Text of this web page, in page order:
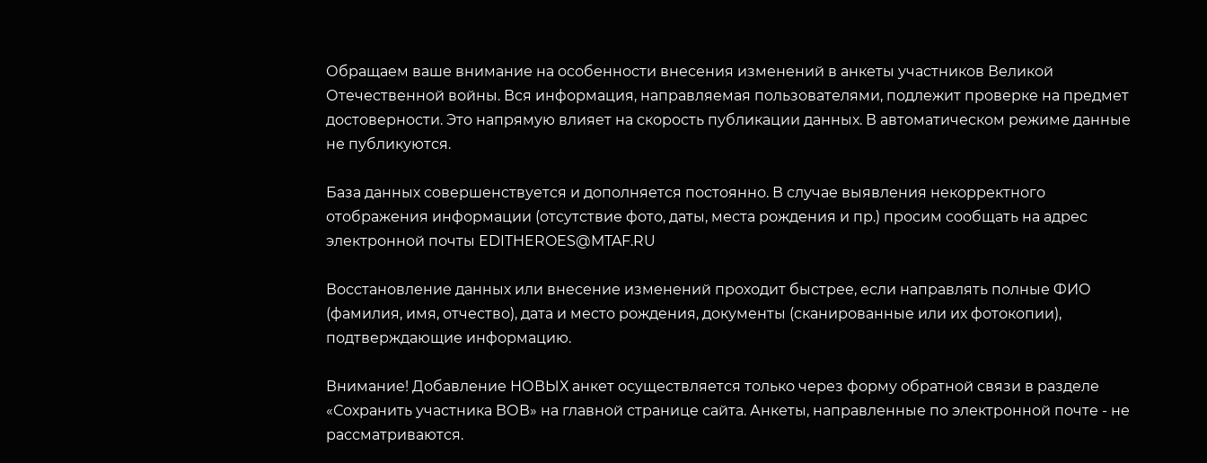
ЗАКРЫТЬ
Обращаем ваше внимание на особенности внесения изменений в анкеты участников Великой
Отечественной войны. Вся информация, направляемая пользователями, подлежит проверке на предмет
достоверности. Это напрямую влияет на скорость публикации данных. В автоматическом режиме данные
не публикуются.
База данных совершенствуется и дополняется постоянно. В случае выявления некорректного
отображения информации (отсутствие фото, даты, места рождения и пр.) просим сообщать на адрес
электронной почты EDITHEROES@MTAF.RU
Восстановление данных или внесение изменений проходит быстрее, если направлять полные ФИО
(фамилия, имя, отчество), дата и место рождения, документы (сканированные или их фотокопии),
подтверждающие информацию.
Внимание! Добавление НОВЫХ анкет осуществляется только через форму обратной связи в разделе
«Сохранить участника ВОВ» на главной странице сайта. Анкеты, направленные по электронной почте - не
рассматриваются.